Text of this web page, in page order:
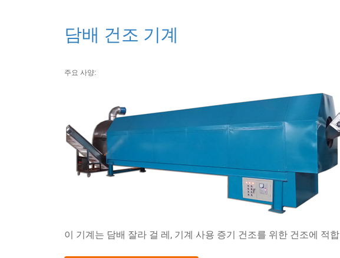
담배 건조 기계
주요 사양:
이 기계는 담배 잘라 걸 레, 기계 사용 증기 건조를 위한 건조에 적합